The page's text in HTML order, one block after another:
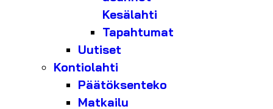
Kesälahti
Tapahtumat
Uutiset
Kontiolahti
Päätöksenteko
Matkailu